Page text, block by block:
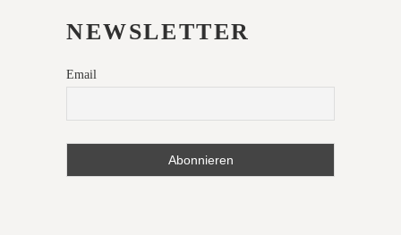
NEWSLETTER
Email